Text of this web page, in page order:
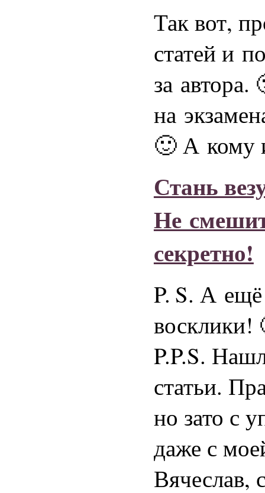
Так вот,
статей и
за
на
🙂 А кому
Стань
Не
секретно!
P. S. А ещё
восклики!
P.P.S.
статьи.
но зато с
даже с
Вячеслав,